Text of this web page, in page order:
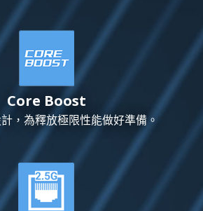
Core Boost
，為釋放極限性能做好準備。